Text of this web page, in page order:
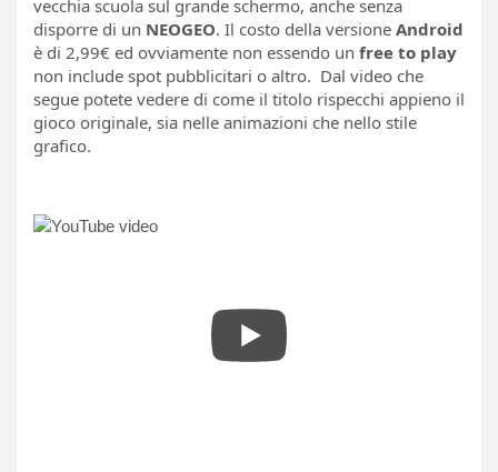
vecchia scuola sul grande schermo, anche senza
disporre di un NEOGEO. Il costo della versione Android
è di 2,99€ ed ovviamente non essendo un free to play
non include spot pubblicitari o altro. Dal video che
segue potete vedere di come il titolo rispecchi appieno il
gioco originale, sia nelle animazioni che nello stile
grafico.